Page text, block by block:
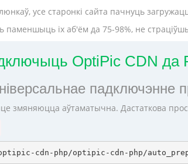
усе старонкі сайта пачнуць
іх аб'ём да 75-98%, не страціўшы
OptiPic CDN да
падключэнне
змяняюцца аўтаматычна. Дастаткова